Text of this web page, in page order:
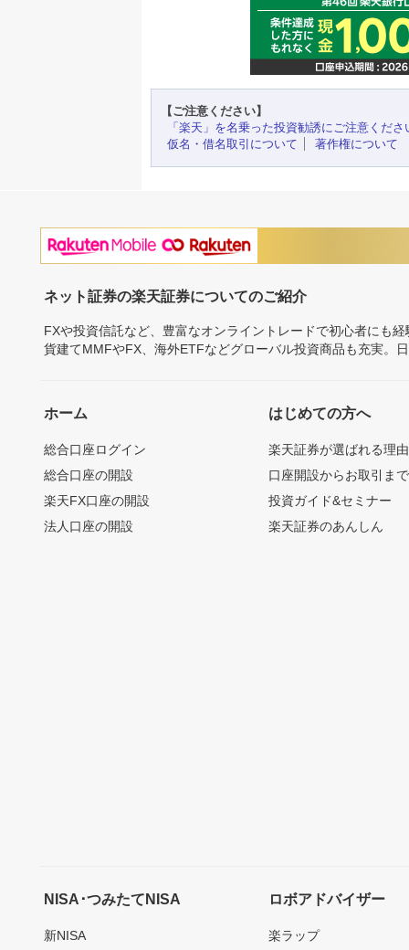
【ご注意ください】
「楽天」を名乗った投資勧誘にご注意くださ
仮名・借名取引について
著作権について
ネット証券の楽天証券についてのご紹介
FXや投資信託など、豊富なオンライントレードで初心者にも
貨建てMMFやFX、海外ETFなどグローバル投資商品も充実。
ホーム
総合口座ログイン
総合口座の開設
楽天FX口座の開設
法人口座の開設
はじめての方へ
楽天証券が選ばれる理由
口座開設からお取引ま
投資ガイド&セミナー
楽天証券のあんしん
NISA･つみたてNISA
新NISA
ロボアドバイザー
楽ラップ